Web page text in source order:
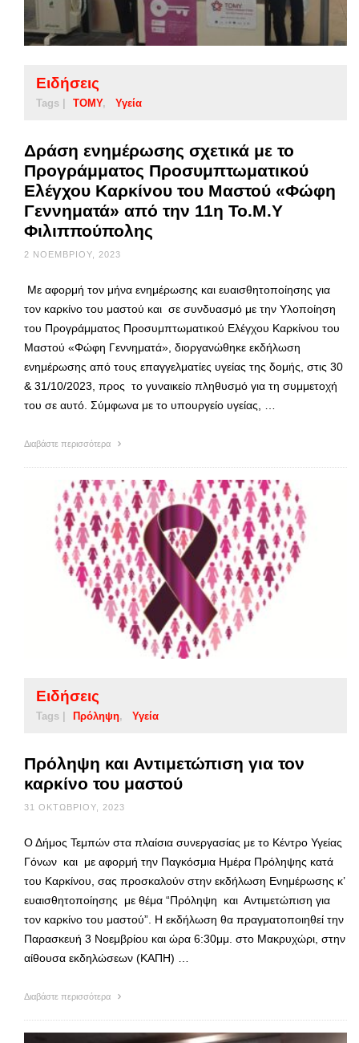
Ειδήσεις
Tags | ΤΟΜΥ Υγεία
Δράση ενημέρωσης σχετικά με το
Προγράμματος Προσυμπτωματικού
Ελέγχου Καρκίνου του Μαστού «Φώφη
Γεννηματά» από την 11η Το.Μ.Υ
Φιλιππούπολης
2 ΝΟΕΜΒΡΊΟΥ, 2023
Με αφορμή τον μήνα ενημέρωσης και ευαισθητοποίησης για
τον καρκίνο του μαστού και σε συνδυασμό με την Υλοποίηση
του Προγράμματος Προσυμπτωματικού Ελέγχου Καρκίνου του
Μαστού «Φώφη Γεννηματά», διοργανώθηκε εκδήλωση
ενημέρωσης από τους επαγγελματίες υγείας της δομής, στις 30
& 31/10/2023, προς το γυναικείο πληθυσμό για τη συμμετοχή
του σε αυτό. Σύμφωνα με το υπουργείο υγείας, …
Διαβάστε περισσότερα
Ειδήσεις
Tags | Πρόληψη Υγεία
Πρόληψη και Αντιμετώπιση για τον
καρκίνο του μαστού
31 ΟΚΤΩΒΡΊΟΥ, 2023
Ο Δήμος Τεμπών στα πλαίσια συνεργασίας με το Κέντρο Υγείας
Γόνων και με αφορμή την Παγκόσμια Ημέρα Πρόληψης κατά
του Καρκίνου, σας προσκαλούν στην εκδήλωση Ενημέρωσης κ’
ευαισθητοποίησης με θέμα “Πρόληψη και Αντιμετώπιση για
τον καρκίνο του μαστού”. Η εκδήλωση θα πραγματοποιηθεί την
Παρασκευή 3 Νοεμβρίου και ώρα 6:30μμ. στο Μακρυχώρι, στην
αίθουσα εκδηλώσεων (ΚΑΠΗ) …
Διαβάστε περισσότερα